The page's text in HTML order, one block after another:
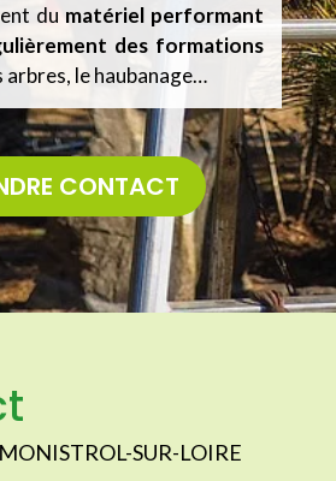
du matériel performant
des formations
arbres, le haubanage…
CONTACT
SUR-LOIRE